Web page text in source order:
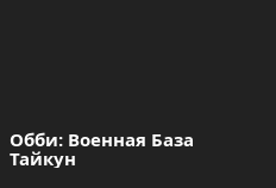
Обби: Военная База
Тайкун